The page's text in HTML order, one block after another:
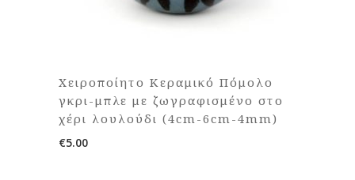
Χειροποίητο Κεραμικό Πόμολο
γκρι-μπλε με ζωγραφισμένο στο
χέρι λουλούδι (4cm-6cm-4mm)
€5.00